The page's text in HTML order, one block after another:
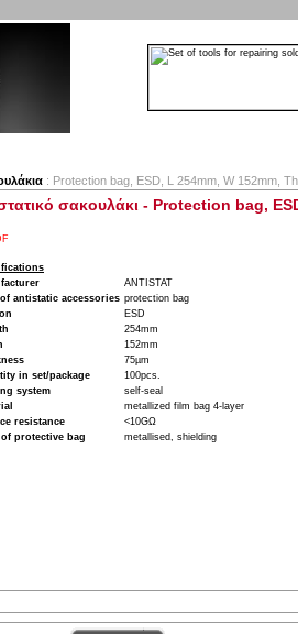
: Protection bag, ESD, L 254mm, W 152mm,
σακουλάκι - Protection bag,
ANTISTAT
antistatic accessories protection bag
ESD
254mm
152mm
75µm
in set/package
100pcs.
system
self-seal
metallized film bag 4-layer
resistance
<10GΩ
protective bag
metallised, shielding